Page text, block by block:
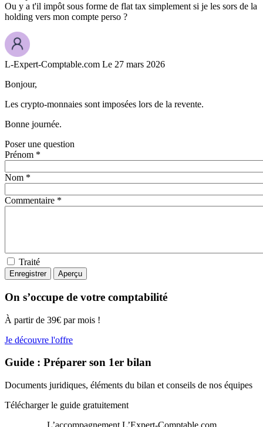
Ou y a t'il impôt sous forme de flat tax simplement si je les sors de la
holding vers mon compte perso ?
L-Expert-Comptable.com Le 27 mars 2026
Bonjour,
Les crypto-monnaies sont imposées lors de la revente.
Bonne journée.
Poser une question
Prénom *
Nom *
Commentaire *
Traité
On s’occupe de votre comptabilité
À partir de 39€ par mois !
Je découvre l'offre
Guide : Préparer son 1er bilan
Documents juridiques, éléments du bilan et conseils de nos équipes
Télécharger le guide gratuitement
L’accompagnement L’Expert-Comptable.com